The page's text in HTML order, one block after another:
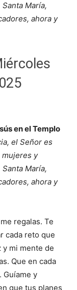
María,
ahora y
en el Templo
el Señor es
y
María,
ahora y
regalas. Te
cada reto que
y mi mente de
Que en cada
Guíame y
que tus planes